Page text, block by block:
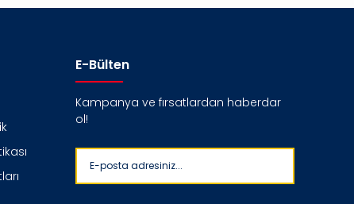
E-Bülten
Kampanya ve fırsatlardan haberdar
ol!